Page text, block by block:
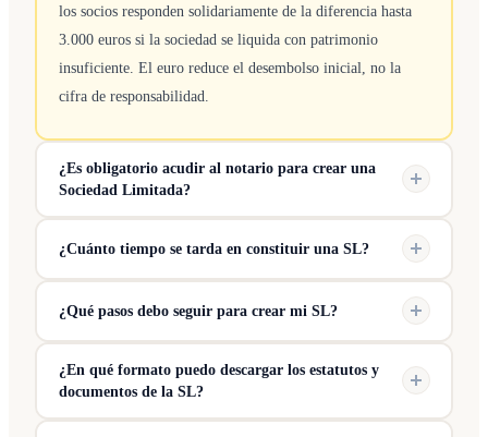
los socios responden solidariamente de la diferencia hasta
3.000 euros si la sociedad se liquida con patrimonio
insuficiente. El euro reduce el desembolso inicial, no la
cifra de responsabilidad.
¿Es obligatorio acudir al notario para crear una
Sociedad Limitada?
¿Cuánto tiempo se tarda en constituir una SL?
¿Qué pasos debo seguir para crear mi SL?
¿En qué formato puedo descargar los estatutos y
documentos de la SL?